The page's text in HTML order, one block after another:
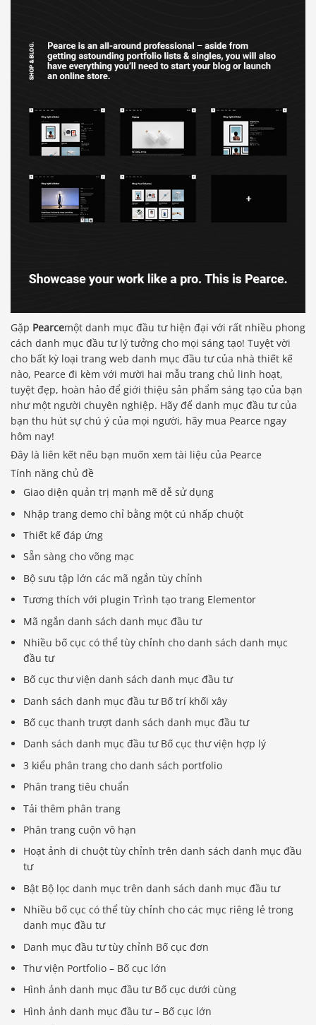
Gặp Pearcemột danh mục đầu tư hiện đại với rất nhiều phong
cách danh mục đầu tư lý tưởng cho mọi sáng tạo! Tuyệt vời
cho bất kỳ loại trang web danh mục đầu tư của nhà thiết kế
nào, Pearce đi kèm với mười hai mẫu trang chủ linh hoạt,
tuyệt đẹp, hoàn hảo để giới thiệu sản phẩm sáng tạo của bạn
như một người chuyên nghiệp. Hãy để danh mục đầu tư của
bạn thu hút sự chú ý của mọi người, hãy mua Pearce ngay
hôm nay!
Đây là liên kết nếu bạn muốn xem tài liệu của Pearce
Tính năng chủ đề
Giao diện quản trị mạnh mẽ dễ sử dụng
Nhập trang demo chỉ bằng một cú nhấp chuột
Thiết kế đáp ứng
Sẵn sàng cho võng mạc
Bộ sưu tập lớn các mã ngắn tùy chỉnh
Tương thích với plugin Trình tạo trang Elementor
Mã ngắn danh sách danh mục đầu tư
Nhiều bố cục có thể tùy chỉnh cho danh sách danh mục
đầu tư
Bố cục thư viện danh sách danh mục đầu tư
Danh sách danh mục đầu tư Bố trí khối xây
Bố cục thanh trượt danh sách danh mục đầu tư
Danh sách danh mục đầu tư Bố cục thư viện hợp lý
3 kiểu phân trang cho danh sách portfolio
Phân trang tiêu chuẩn
Tải thêm phân trang
Phân trang cuộn vô hạn
Hoạt ảnh di chuột tùy chỉnh trên danh sách danh mục đầu
tư
Bật Bộ lọc danh mục trên danh sách danh mục đầu tư
Nhiều bố cục có thể tùy chỉnh cho các mục riêng lẻ trong
danh mục đầu tư
Danh mục đầu tư tùy chỉnh Bố cục đơn
Thư viện Portfolio – Bố cục lớn
Hình ảnh danh mục đầu tư Bố cục dưới cùng
Hình ảnh danh mục đầu tư – Bố cục lớn